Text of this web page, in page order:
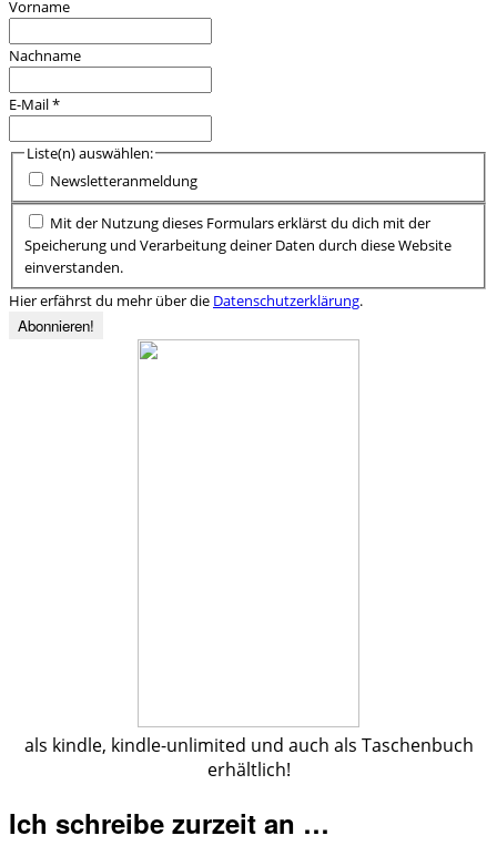
Vorname
Nachname
E-Mail*
Liste(n) auswählen:
Newsletteranmeldung
Mit der Nutzung dieses Formulars erklärst du dich mit der
Speicherung und Verarbeitung deiner Daten durch diese Website
einverstanden.
Hier erfährst du mehr über die Datenschutzerklärung.
als kindle, kindle-unlimited und auch als Taschenbuch
erhältlich!
Ich schreibe zurzeit an …